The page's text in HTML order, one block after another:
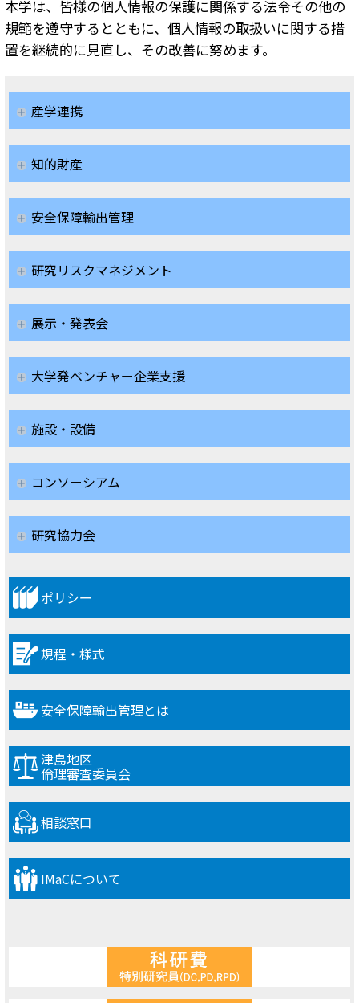
本学は、皆様の個人情報の保護に関係する法令その他の
規範を遵守するとともに、個人情報の取扱いに関する措
置を継続的に見直し、その改善に努めます。
産学連携
知的財産
安全保障輸出管理
研究リスクマネジメント
展示・発表会
大学発ベンチャー企業支援
施設・設備
コンソーシアム
研究協力会
ポリシー
規程・様式
安全保障輸出管理とは
津島地区
倫理審査委員会
相談窓口
IMaCについて